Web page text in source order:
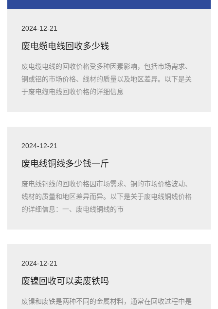
2024-12-21
废电缆电线回收多少钱
废电缆电线的回收价格受多种因素影响，包括市场需求、
铜或铝的市场价格、线材的质量以及地区差异。以下是关
于废电缆电线回收价格的详细信息
2024-12-21
废电线铜线多少钱一斤
废电线铜线的回收价格因市场需求、铜的市场价格波动、
线材的质量和地区差异而异。以下是关于废电线铜线价格
的详细信息：一、废电线铜线的市
2024-12-21
废镍回收可以卖废铁吗
废镍和废铁是两种不同的金属材料，通常在回收过程中是